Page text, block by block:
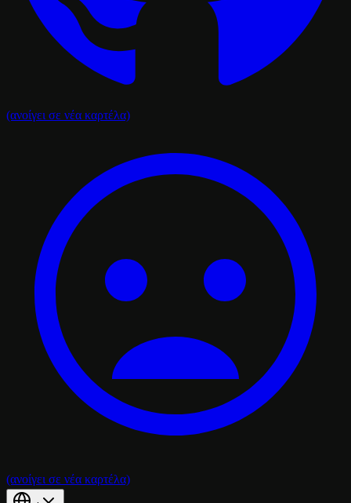
(ανοίγει σε νέα καρτέλα)
(ανοίγει σε νέα καρτέλα)